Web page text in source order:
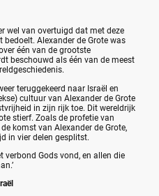
wel van overtuigd dat met deze
bedoelt. Alexander de Grote was
één van de grootste
beschouwd als één van de meest
teruggekeerd naar Israël en
cultuur van Alexander de Grote
in zijn rijk toe. Dit wereldrijk
stierf. Zoals de profetie van
komst van Alexander de Grote,
in vier delen gesplitst.
verbond Gods vond, en allen die